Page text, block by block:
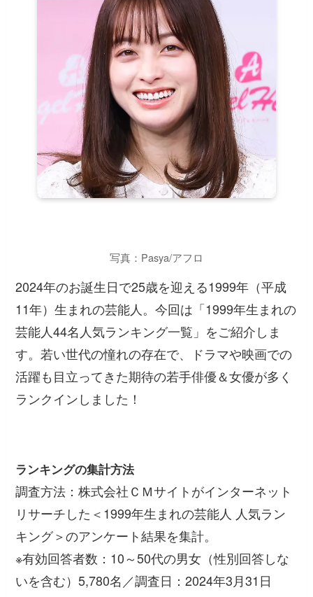
写真：Pasya/アフロ
2024年のお誕生日で25歳を迎える1999年（平成
11年）生まれの芸能人。今回は「1999年生まれの
芸能人44名人気ランキング一覧」をご紹介しま
す。若い世代の憧れの存在で、ドラマや映画での
活躍も目立ってきた期待の若手俳優＆女優が多く
ランクインしました！
ランキングの集計方法
調査方法：株式会社ＣＭサイトがインターネット
リサーチした＜1999年生まれの芸能人 人気ラン
キング＞のアンケート結果を集計。
※有効回答者数：10～50代の男女（性別回答しな
いを含む）5,780名／調査日：2024年3月31日